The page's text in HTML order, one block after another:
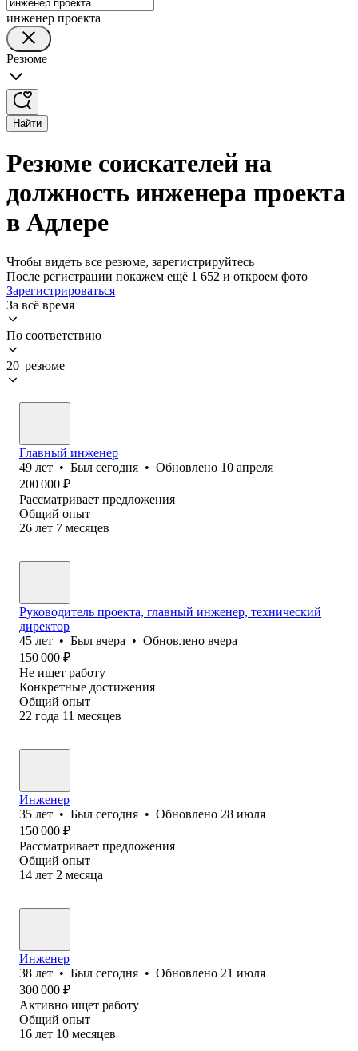
инженер проекта
Резюме
Найти
Резюме соискателей на
должность инженера проекта
в Адлере
Чтобы видеть все резюме, зарегистрируйтесь
После регистрации покажем ещё 1 652 и откроем фото
Зарегистрироваться
За всё время
По соответствию
20 резюме
Главный инженер
49 лет • Был сегодня • Обновлено 10 апреля
200 000 ₽
Рассматривает предложения
Общий опыт
26 лет 7 месяцев
Руководитель проекта, главный инженер, технический
директор
45 лет • Был вчера • Обновлено вчера
150 000 ₽
Не ищет работу
Конкретные достижения
Общий опыт
22 года 11 месяцев
Инженер
35 лет • Был сегодня • Обновлено 28 июля
150 000 ₽
Рассматривает предложения
Общий опыт
14 лет 2 месяца
Инженер
38 лет • Был сегодня • Обновлено 21 июля
300 000 ₽
Активно ищет работу
Общий опыт
16 лет 10 месяцев